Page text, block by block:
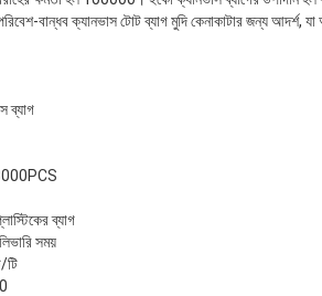
বান্ধব ক্যানভাস টোট ব্যাগ মুদি কেনাকাটার জন্য আদর্শ,
ব্যাগ
ব্যাগ
সময়
টি